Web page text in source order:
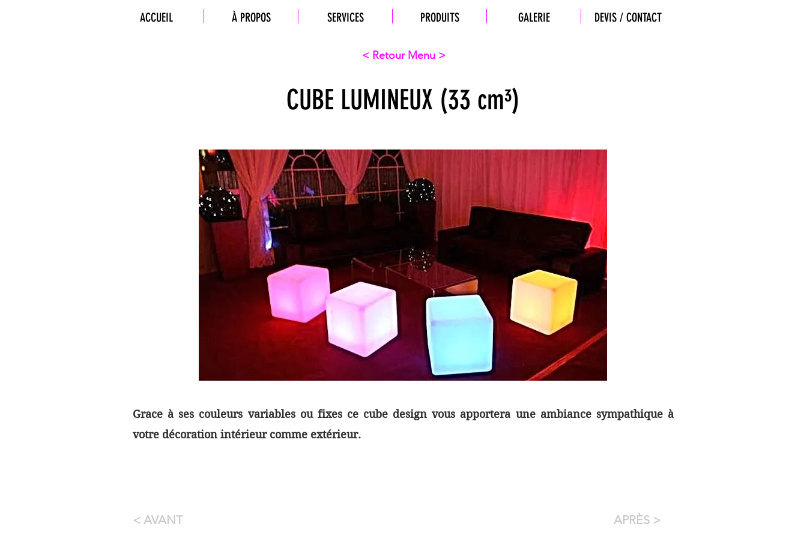
ACCUEIL À PROPOS SERVICES PRODUITS GALERIE DEVIS / CONTACT
< Retour Menu >
CUBE LUMINEUX (33 cm³)
Grace à ses couleurs variables ou fixes ce cube design vous apportera une ambiance sympathique à
votre décoration intérieur comme extérieur.
< AVANT APRÈS >